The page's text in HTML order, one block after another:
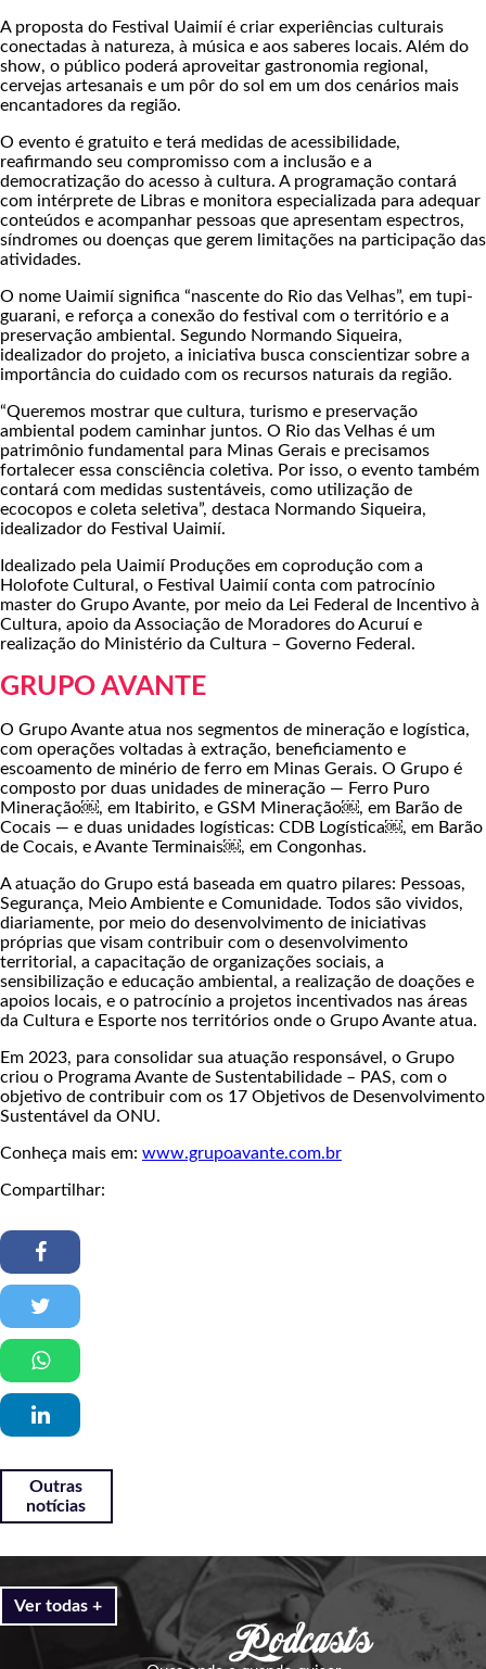
A proposta do Festival Uaimií é criar experiências culturais
conectadas à natureza, à música e aos saberes locais. Além do
show, o público poderá aproveitar gastronomia regional,
cervejas artesanais e um pôr do sol em um dos cenários mais
encantadores da região.
O evento é gratuito e terá medidas de acessibilidade,
reafirmando seu compromisso com a inclusão e a
democratização do acesso à cultura. A programação contará
com intérprete de Libras e monitora especializada para adequar
conteúdos e acompanhar pessoas que apresentam espectros,
síndromes ou doenças que gerem limitações na participação das
atividades.
O nome Uaimií significa “nascente do Rio das Velhas”, em tupi-
guarani, e reforça a conexão do festival com o território e a
preservação ambiental. Segundo Normando Siqueira,
idealizador do projeto, a iniciativa busca conscientizar sobre a
importância do cuidado com os recursos naturais da região.
“Queremos mostrar que cultura, turismo e preservação
ambiental podem caminhar juntos. O Rio das Velhas é um
patrimônio fundamental para Minas Gerais e precisamos
fortalecer essa consciência coletiva. Por isso, o evento também
contará com medidas sustentáveis, como utilização de
ecocopos e coleta seletiva”, destaca Normando Siqueira,
idealizador do Festival Uaimií.
Idealizado pela Uaimií Produções em coprodução com a
Holofote Cultural, o Festival Uaimií conta com patrocínio
master do Grupo Avante, por meio da Lei Federal de Incentivo à
Cultura, apoio da Associação de Moradores do Acuruí e
realização do Ministério da Cultura – Governo Federal.
GRUPO AVANTE
O Grupo Avante atua nos segmentos de mineração e logística,
com operações voltadas à extração, beneficiamento e
escoamento de minério de ferro em Minas Gerais. O Grupo é
composto por duas unidades de mineração — Ferro Puro
Mineração￼, em Itabirito, e GSM Mineração￼, em Barão de
Cocais — e duas unidades logísticas: CDB Logística￼, em Barão
de Cocais, e Avante Terminais￼, em Congonhas.
A atuação do Grupo está baseada em quatro pilares: Pessoas,
Segurança, Meio Ambiente e Comunidade. Todos são vividos,
diariamente, por meio do desenvolvimento de iniciativas
próprias que visam contribuir com o desenvolvimento
territorial, a capacitação de organizações sociais, a
sensibilização e educação ambiental, a realização de doações e
apoios locais, e o patrocínio a projetos incentivados nas áreas
da Cultura e Esporte nos territórios onde o Grupo Avante atua.
Em 2023, para consolidar sua atuação responsável, o Grupo
criou o Programa Avante de Sustentabilidade – PAS, com o
objetivo de contribuir com os 17 Objetivos de Desenvolvimento
Sustentável da ONU.
Conheça mais em: www.grupoavante.com.br
Compartilhar:
Outras
notícias
Ver todas +